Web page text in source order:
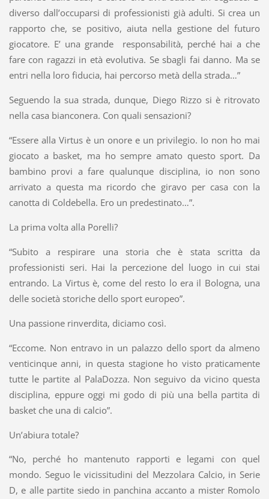
diverso dall’occuparsi di professionisti già adulti. Si crea un
rapporto che, se positivo, aiuta nella gestione del futuro
giocatore. E’ una grande responsabilità, perché hai a che
fare con ragazzi in età evolutiva. Se sbagli fai danno. Ma se
entri nella loro fiducia, hai percorso metà della strada…”
Seguendo la sua strada, dunque, Diego Rizzo si è ritrovato
nella casa bianconera. Con quali sensazioni?
“Essere alla Virtus è un onore e un privilegio. Io non ho mai
giocato a basket, ma ho sempre amato questo sport. Da
bambino provi a fare qualunque disciplina, io non sono
arrivato a questa ma ricordo che giravo per casa con la
canotta di Coldebella. Ero un predestinato…”.
La prima volta alla Porelli?
“Subito a respirare una storia che è stata scritta da
professionisti seri. Hai la percezione del luogo in cui stai
entrando. La Virtus è, come del resto lo era il Bologna, una
delle società storiche dello sport europeo”.
Una passione rinverdita, diciamo così.
“Eccome. Non entravo in un palazzo dello sport da almeno
venticinque anni, in questa stagione ho visto praticamente
tutte le partite al PalaDozza. Non seguivo da vicino questa
disciplina, eppure oggi mi godo di più una bella partita di
basket che una di calcio”.
Un’abiura totale?
“No, perché ho mantenuto rapporti e legami con quel
mondo. Seguo le vicissitudini del Mezzolara Calcio, in Serie
D, e alle partite siedo in panchina accanto a mister Romolo